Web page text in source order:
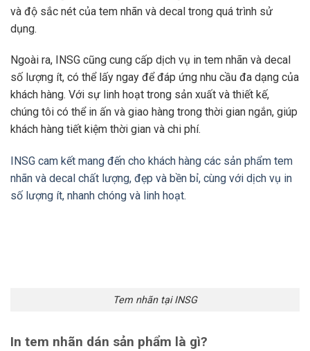
và độ sắc nét của tem nhãn và decal trong quá trình sử
dụng.
Ngoài ra, INSG cũng cung cấp dịch vụ in tem nhãn và decal
số lượng ít, có thể lấy ngay để đáp ứng nhu cầu đa dạng của
khách hàng. Với sự linh hoạt trong sản xuất và thiết kế,
chúng tôi có thể in ấn và giao hàng trong thời gian ngắn, giúp
khách hàng tiết kiệm thời gian và chi phí.
INSG cam kết mang đến cho khách hàng các sản phẩm tem
nhãn và decal chất lượng, đẹp và bền bỉ, cùng với dịch vụ in
số lượng ít, nhanh chóng và linh hoạt.
Tem nhãn tại INSG
In tem nhãn dán sản phẩm là gì?